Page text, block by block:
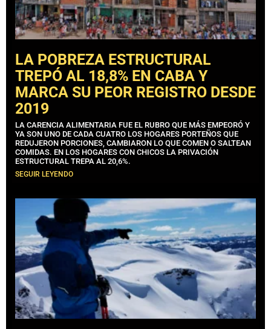
LA POBREZA ESTRUCTURAL
TREPÓ AL 18,8% EN CABA Y
MARCA SU PEOR REGISTRO DESDE
2019
LA CARENCIA ALIMENTARIA FUE EL RUBRO QUE MÁS EMPEORÓ Y
YA SON UNO DE CADA CUATRO LOS HOGARES PORTEÑOS QUE
REDUJERON PORCIONES, CAMBIARON LO QUE COMEN O SALTEAN
COMIDAS. EN LOS HOGARES CON CHICOS LA PRIVACIÓN
ESTRUCTURAL TREPA AL 20,6%.
SEGUIR LEYENDO